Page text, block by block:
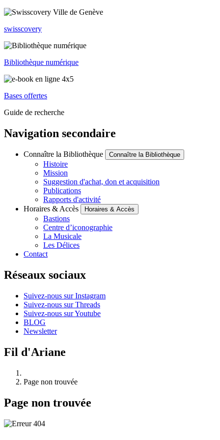
swisscovery
Bibliothèque numérique
Bases offertes
Guide de recherche
Navigation secondaire
Connaître la Bibliothèque Connaître la Bibliothèque
Histoire
Mission
Suggestion d'achat, don et acquisition
Publications
Rapports d'activité
Horaires & Accès
Horaires & Accès
Bastions
Centre d’iconographie
La Musicale
Les Délices
Contact
Réseaux sociaux
Suivez-nous sur Instagram
Suivez-nous sur Threads
Suivez-nous sur Youtube
BLOG
Newsletter
Fil d'Ariane
Page non trouvée
Page non trouvée